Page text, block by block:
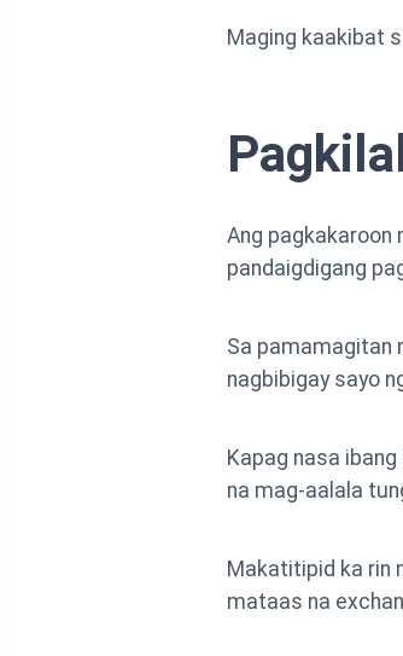
Maging kaakibat
Ang pagkakaroon
pandaigdigang
Sa pamamagitan
nagbibigay sayo
Kapag nasa
na mag-aalala
Makatitipid ka rin
mataas na